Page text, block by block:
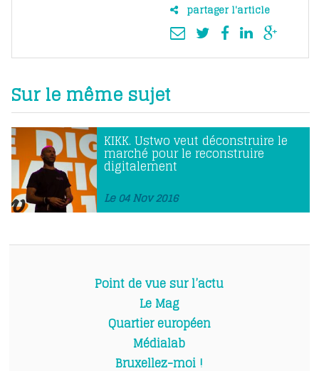
partager l'article
Sur le même sujet
KIKK. Ustwo veut déconstruire le
marché pour le reconstruire
digitalement
Le 04 Nov 2016
Point de vue sur l’actu
Le Mag
Quartier européen
Médialab
Bruxellez-moi !